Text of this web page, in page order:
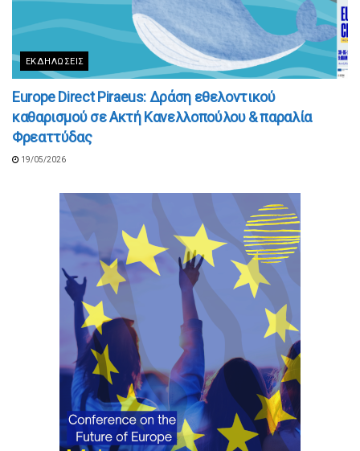
ΕΚΔΗΛΏΣΕΙΣ
Europe Direct Piraeus: Δράση εθελοντικού
καθαρισμού σε Ακτή Κανελλοπούλου & παραλία
Φρεαττύδας
19/05/2026